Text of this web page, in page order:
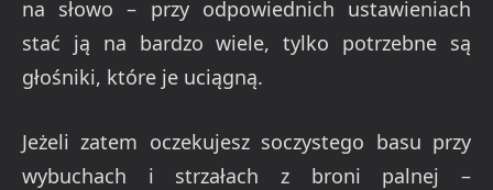
na słowo – przy odpowiednich ustawieniach
stać ją na bardzo wiele, tylko potrzebne są
głośniki, które je uciągną.
Jeżeli zatem oczekujesz soczystego basu przy
wybuchach i strzałach z broni palnej –